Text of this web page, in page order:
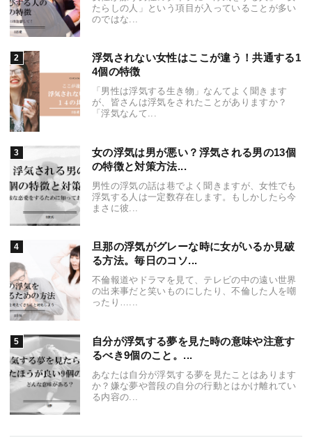
たらしの人」という項目が入っていることが多い
のではな...
浮気されない女性はここが違う！共通する1
4個の特徴
「男性は浮気する生き物」なんてよく聞きます
が、皆さんは浮気をされたことがありますか？
「浮気なんて...
女の浮気は男が悪い？浮気される男の13個
の特徴と対策方法...
男性の浮気の話は巷でよく聞きますが、女性でも
浮気する人は一定数存在します。もしかしたら今
まさに彼...
旦那の浮気がグレーな時に女がいるか見破
る方法。毎日のコソ...
不倫報道やドラマを見て、テレビの中の遠い世界
の出来事だと笑いものにしたり、不倫した人を嘲
ったり…...
自分が浮気する夢を見た時の意味や注意す
るべき9個のこと。...
あなたは自分が浮気する夢を見たことはあります
か？嫌な夢や普段の自分の行動とはかけ離れてい
る内容の...